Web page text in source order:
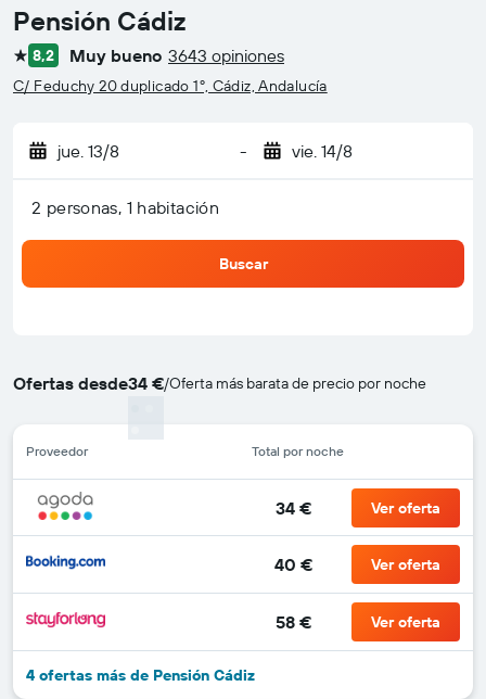
Pensión Cádiz
1 estrella
8,2 Muy bueno 3643 opiniones
C/ Feduchy 20 duplicado 1º, Cádiz, Andalucía
jue. 13/8 - vie. 14/8
2 personas, 1 habitación
Buscar
Ofertas desde34 €/Oferta más barata de precio por noche
Proveedor Total por noche
34 € Ver oferta
40 € Ver oferta
58 € Ver oferta
4 ofertas más de Pensión Cádiz